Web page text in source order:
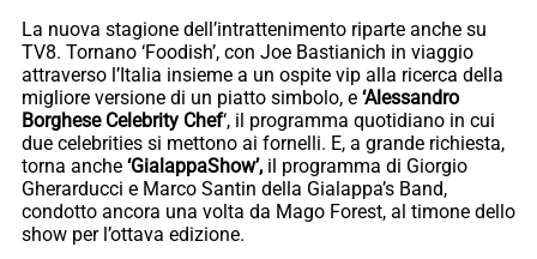
La nuova stagione dell’intrattenimento riparte anche su
TV8. Tornano ‘Foodish’, con Joe Bastianich in viaggio
attraverso l’Italia insieme a un ospite vip alla ricerca della
migliore versione di un piatto simbolo, e ‘Alessandro
Borghese Celebrity Chef‘, il programma quotidiano in cui
due celebrities si mettono ai fornelli. E, a grande richiesta,
torna anche ‘GialappaShow’, il programma di Giorgio
Gherarducci e Marco Santin della Gialappa’s Band,
condotto ancora una volta da Mago Forest, al timone dello
show per l’ottava edizione.